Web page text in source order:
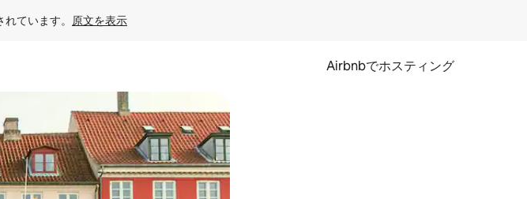
ています。 原文を表示
Airbnbでホスティング